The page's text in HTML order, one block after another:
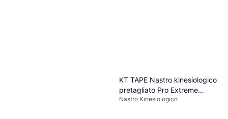
KT TAPE Nastro kinesiologico
pretagliato Pro Extreme
Beige
Nastro Kinesiologico